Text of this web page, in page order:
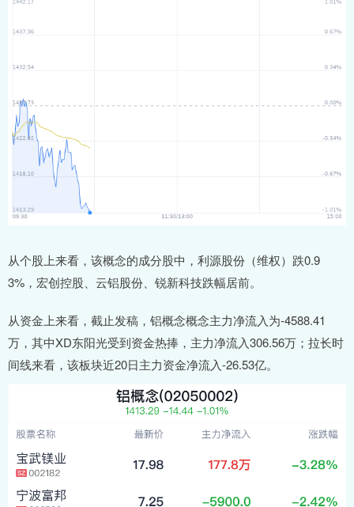
从个股上来看，该概念的成分股中，利源股份（维权）跌0.9
3%，宏创控股、云铝股份、锐新科技跌幅居前。
从资金上来看，截止发稿，铝概念概念主力净流入为-4588.41
万，其中XD东阳光受到资金热捧，主力净流入306.56万；拉长时
间线来看，该板块近20日主力资金净流入-26.53亿。